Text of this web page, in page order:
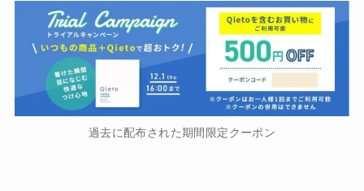
過去に配布された期間限定クーポン